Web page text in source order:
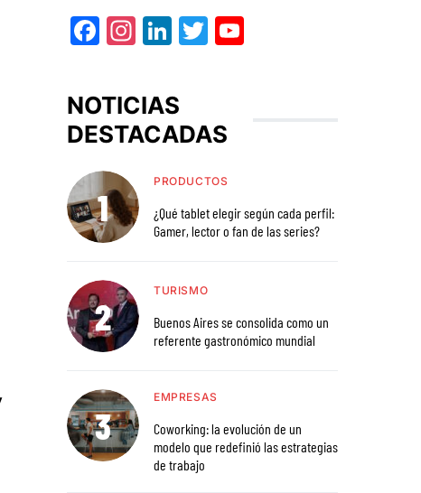
Facebook
Instagram
LinkedIn
Twitter
NOTICIAS
DESTACADAS
PRODUCTOS
¿Qué tablet elegir según cada perfil:
Gamer, lector o fan de las series?
TURISMO
Buenos Aires se consolida como un
referente gastronómico mundial
EMPRESAS
Coworking: la evolución de un
modelo que redefinió las estrategias
de trabajo